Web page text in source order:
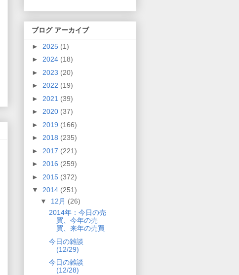
ブログ アーカイブ
► 2025 (1)
► 2024 (18)
► 2023 (20)
► 2022 (19)
► 2021 (39)
► 2020 (37)
► 2019 (166)
► 2018 (235)
► 2017 (221)
► 2016 (259)
► 2015 (372)
▼ 2014 (251)
▼ 12月 (26)
2014年：今日の売
買、今年の売
買、来年の売買
今日の雑談
(12/29)
今日の雑談
(12/28)